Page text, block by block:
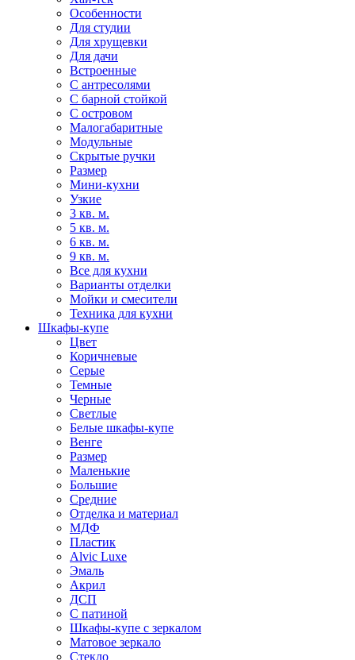
Особенности
Для студии
Для хрущевки
Для дачи
Встроенные
С антресолями
С барной стойкой
С островом
Малогабаритные
Модульные
Скрытые ручки
Размер
Мини-кухни
Узкие
3 кв. м.
5 кв. м.
6 кв. м.
9 кв. м.
Все для кухни
Варианты отделки
Мойки и смесители
Техника для кухни
Шкафы-купе
Цвет
Коричневые
Серые
Темные
Черные
Светлые
Белые шкафы-купе
Венге
Размер
Маленькие
Большие
Средние
Отделка и материал
МДФ
Пластик
Alvic Luxe
Эмаль
Акрил
ДСП
С патиной
Шкафы-купе с зеркалом
Матовое зеркало
Стекло